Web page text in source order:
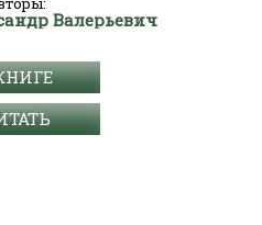
Валерьевич